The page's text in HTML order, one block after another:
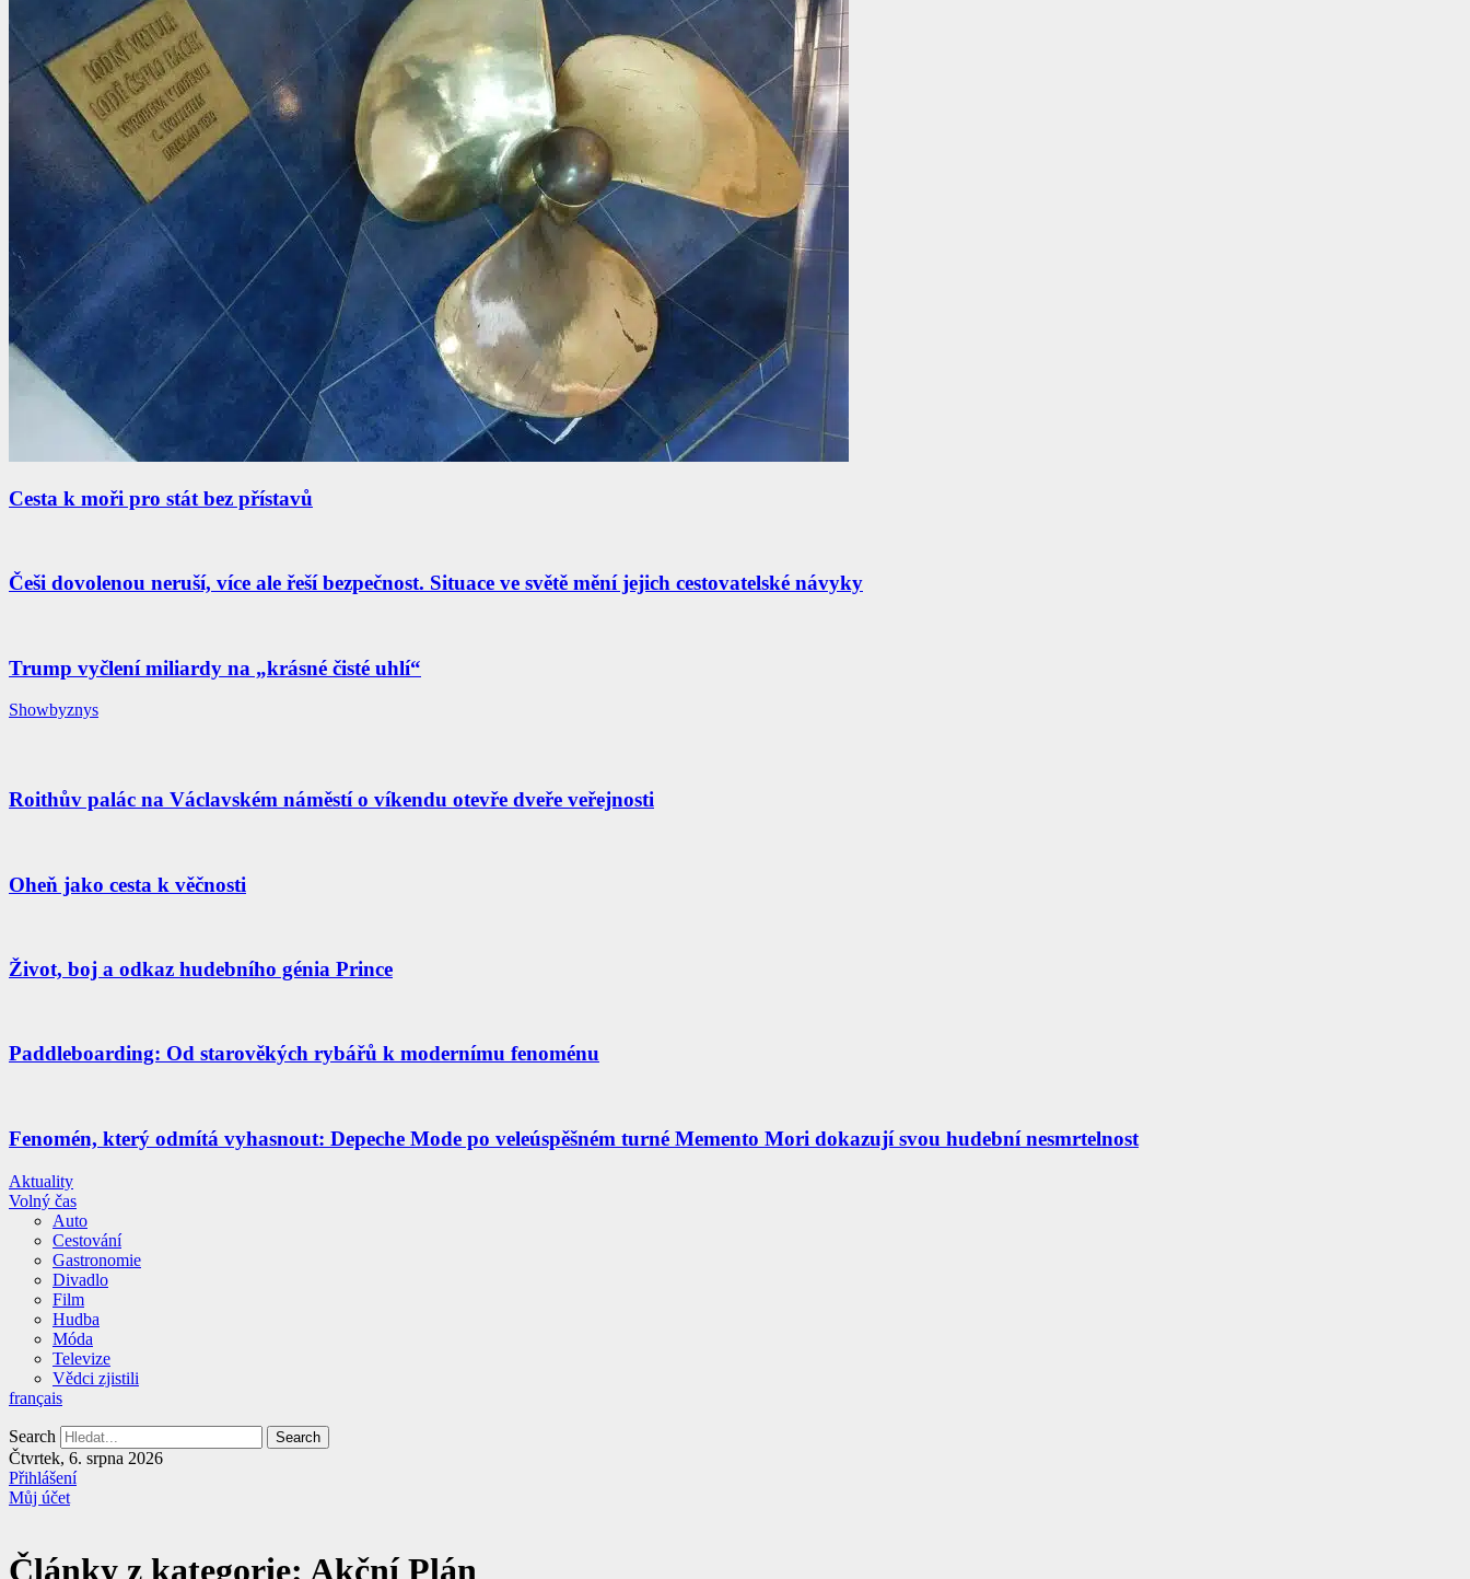
Cesta k moři pro stát bez přístavů
Češi dovolenou neruší, více ale řeší bezpečnost. Situace ve světě mění jejich cestovatelské návyky
Trump vyčlení miliardy na „krásné čisté uhlí“
Showbyznys
Roithův palác na Václavském náměstí o víkendu otevře dveře veřejnosti
Oheň jako cesta k věčnosti
Život, boj a odkaz hudebního génia Prince
Paddleboarding: Od starověkých rybářů k modernímu fenoménu
Fenomén, který odmítá vyhasnout: Depeche Mode po veleúspěšném turné Memento Mori dokazují svou hudební nesmrtelnost
Aktuality
Volný čas
Auto
Cestování
Gastronomie
Divadlo
Film
Hudba
Móda
Televize
Vědci zjistili
français
Search Search
Čtvrtek, 6. srpna 2026
Přihlášení
Můj účet
Články z kategorie: Akční Plán